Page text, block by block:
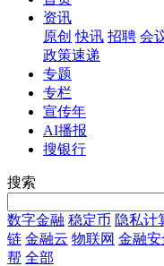
资讯
原创 快讯 招聘 会
政策速递
专题
专栏
宣传年
AI播报
搜银行
搜索
数字金融 稳定币 隐私计
链 金融云 物联网 金融安
帮 全部